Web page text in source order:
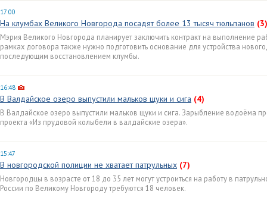
17:00
На клумбах Великого Новгорода посадят более 13 тысяч тюльпанов (3)
Мэрия Великого Новгорода планирует заключить контракт на выполнение
рамках договора также нужно подготовить основание для устройства
последующим восстановлением клумбы.
16:48
В Валдайское озеро выпустили мальков щуки и сига (4)
В Валдайское озеро выпустили мальков щуки и сига. Зарыбление водоёма
проекта «Из прудовой колыбели в валдайские озера».
15:47
В новгородской полиции не хватает патрульных (7)
Новгородцы в возрасте от 18 до 35 лет могут устроиться на работу в
России по Великому Новгороду требуются 18 человек.